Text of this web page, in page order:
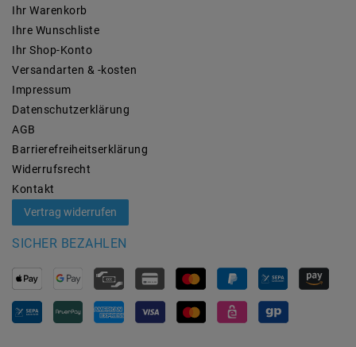
Ihr Warenkorb
Ihre Wunschliste
Ihr Shop-Konto
Versandarten & -kosten
Impressum
Daten­schutz­erklärung
AGB
Barrierefreiheitserklärung
Widerrufs­recht
Kontakt
Vertrag widerrufen
SICHER BEZAHLEN